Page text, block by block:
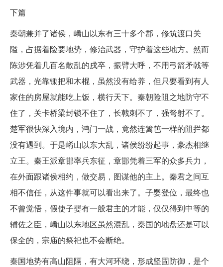
下篇
秦朝兼并了诸侯，崤山以东有三十多个郡，修筑渡口关
隘，占据着险要地势，修治武器，守护着这些地方。然而
陈涉凭着几百名散乱的戌卒，振臂大呼，不用弓箭矛戟等
武器，光靠锄把和木棍，虽然没有给养，但只要看到有人
家住的房屋就能吃上饭，横行天下。秦朝险阻之地防守不
住了，关卡桥梁封锁不住了，长戟刺不了，强弩射不了。
楚军很快深入境内，鸿门一战，竟然连篱笆一样的阻拦都
没有遇到。于是崤山以东大乱，诸侯纷纷起事，豪杰相继
立王。秦王派章邯率兵东征，章邯凭着三军的众多兵力，
在外面跟诸侯相约，做交易，图谋他的主上。秦君之间互
相不信任，从这件事就可以看出来了。子婴登位，最终也
不曾觉悟，假使子婴有一般君主的才能，仅仅得到中等的
辅佐之臣，崤山以东地区虽然混乱，秦国的地盘还是可以
保全的，宗庙的祭祀也不会断绝。
秦国地势有高山阻隔，有大河环绕，形成坚固防御，是个